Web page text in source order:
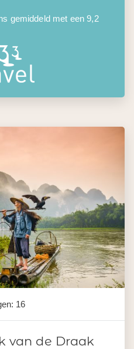
gemiddeld met een 9,2
16
van de Draak